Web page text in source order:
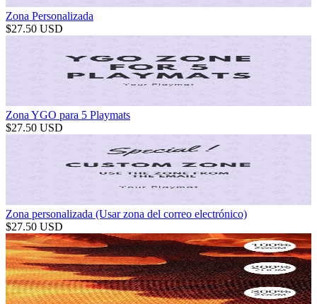
Zona Personalizada
$27.50 USD
Zona YGO para 5 Playmats
$27.50 USD
Zona personalizada (Usar zona del correo electrónico)
$27.50 USD